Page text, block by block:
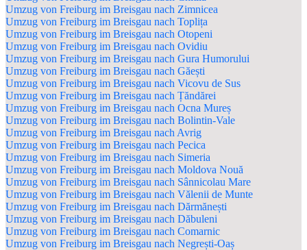
Umzug von Freiburg im Breisgau nach Zimnicea
Umzug von Freiburg im Breisgau nach Toplița
Umzug von Freiburg im Breisgau nach Otopeni
Umzug von Freiburg im Breisgau nach Ovidiu
Umzug von Freiburg im Breisgau nach Gura Humorului
Umzug von Freiburg im Breisgau nach Găești
Umzug von Freiburg im Breisgau nach Vicovu de Sus
Umzug von Freiburg im Breisgau nach Țăndărei
Umzug von Freiburg im Breisgau nach Ocna Mureș
Umzug von Freiburg im Breisgau nach Bolintin-Vale
Umzug von Freiburg im Breisgau nach Avrig
Umzug von Freiburg im Breisgau nach Pecica
Umzug von Freiburg im Breisgau nach Simeria
Umzug von Freiburg im Breisgau nach Moldova Nouă
Umzug von Freiburg im Breisgau nach Sânnicolau Mare
Umzug von Freiburg im Breisgau nach Vălenii de Munte
Umzug von Freiburg im Breisgau nach Dărmănești
Umzug von Freiburg im Breisgau nach Dăbuleni
Umzug von Freiburg im Breisgau nach Comarnic
Umzug von Freiburg im Breisgau nach Negrești-Oaș